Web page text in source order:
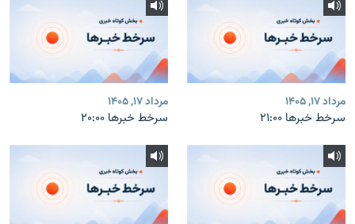
مرداد ۱۷, ۱۴۰۵
سرخط خبرها ۲۱:۰۰
مرداد ۱۷, ۱۴۰۵
سرخط خبرها ۲۰:۰۰